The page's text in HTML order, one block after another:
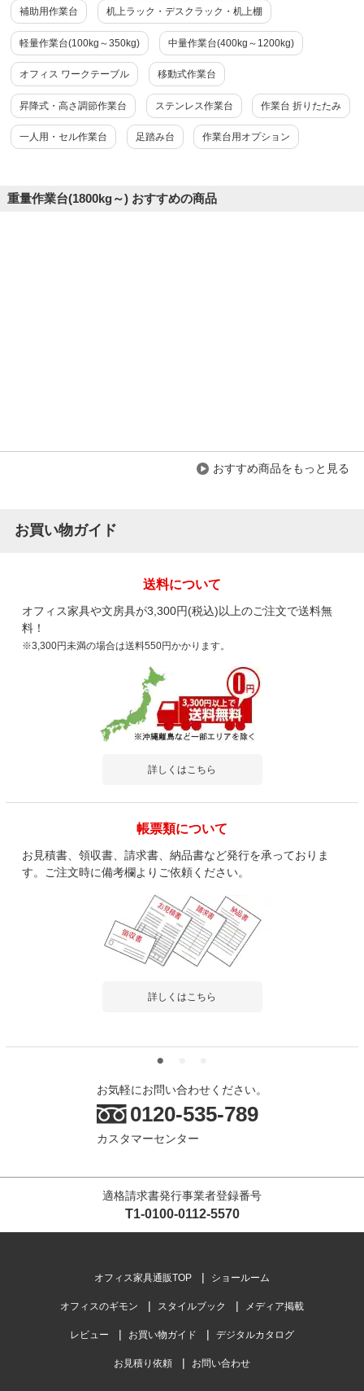
補助用作業台 机上ラック・デスクラック・机上棚
軽量作業台(100kg～350kg) 中量作業台(400kg～1200kg)
オフィス ワークテーブル 移動式作業台
昇降式・高さ調節作業台 ステンレス作業台 作業台 折りたたみ
一人用・セル作業台 足踏み台 作業台用オプション
重量作業台(1800kg～) おすすめの商品
おすすめ商品をもっと見る
お買い物ガイド
送料について
オフィス家具や文房具が3,300円(税込)以上のご注文で送料無
料！
※3,300円未満の場合は送料550円かかります。
詳しくはこちら
帳票類について
お見積書、領収書、請求書、納品書など発行を承っておりま
す。ご注文時に備考欄よりご依頼ください。
詳しくはこちら
お気軽にお問い合わせください。
0120-535-789
カスタマーセンター
適格請求書発行事業者登録番号
T1-0100-0112-5570
オフィス家具通販TOP ショールーム
オフィスのギモン スタイルブック メディア掲載
レビュー お買い物ガイド デジタルカタログ
お見積り依頼 お問い合わせ